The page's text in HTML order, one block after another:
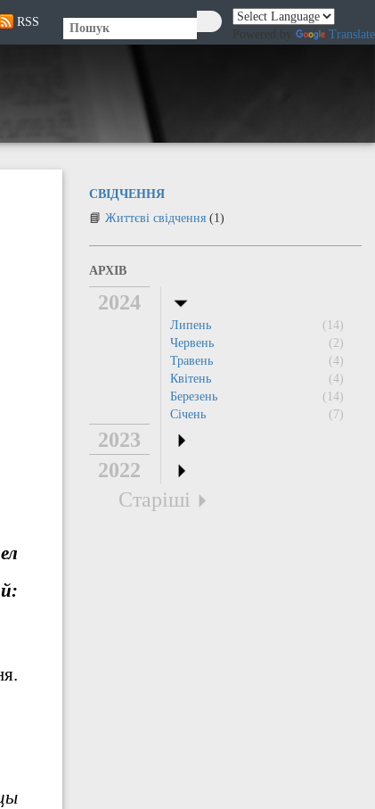
RSS 🔍
Translate
СВІДЧЕННЯ
Життєві свідчення (1)
АРХІВ
2024
Липень
(14)
Червень
(2)
Травень
(4)
Квітень
(4)
Березень
(14)
Січень
(7)
2023
2022
Старіші